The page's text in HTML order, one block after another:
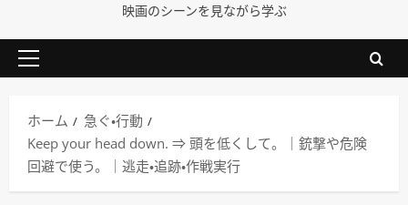
映画のシーンを見ながら学ぶ
メ
ン
メ
ニ
ホーム
急ぐ・行動
Keep your head down. ⇒ 頭を低くして。｜銃撃や危険
回避で使う。｜逃走・追跡・作戦実行